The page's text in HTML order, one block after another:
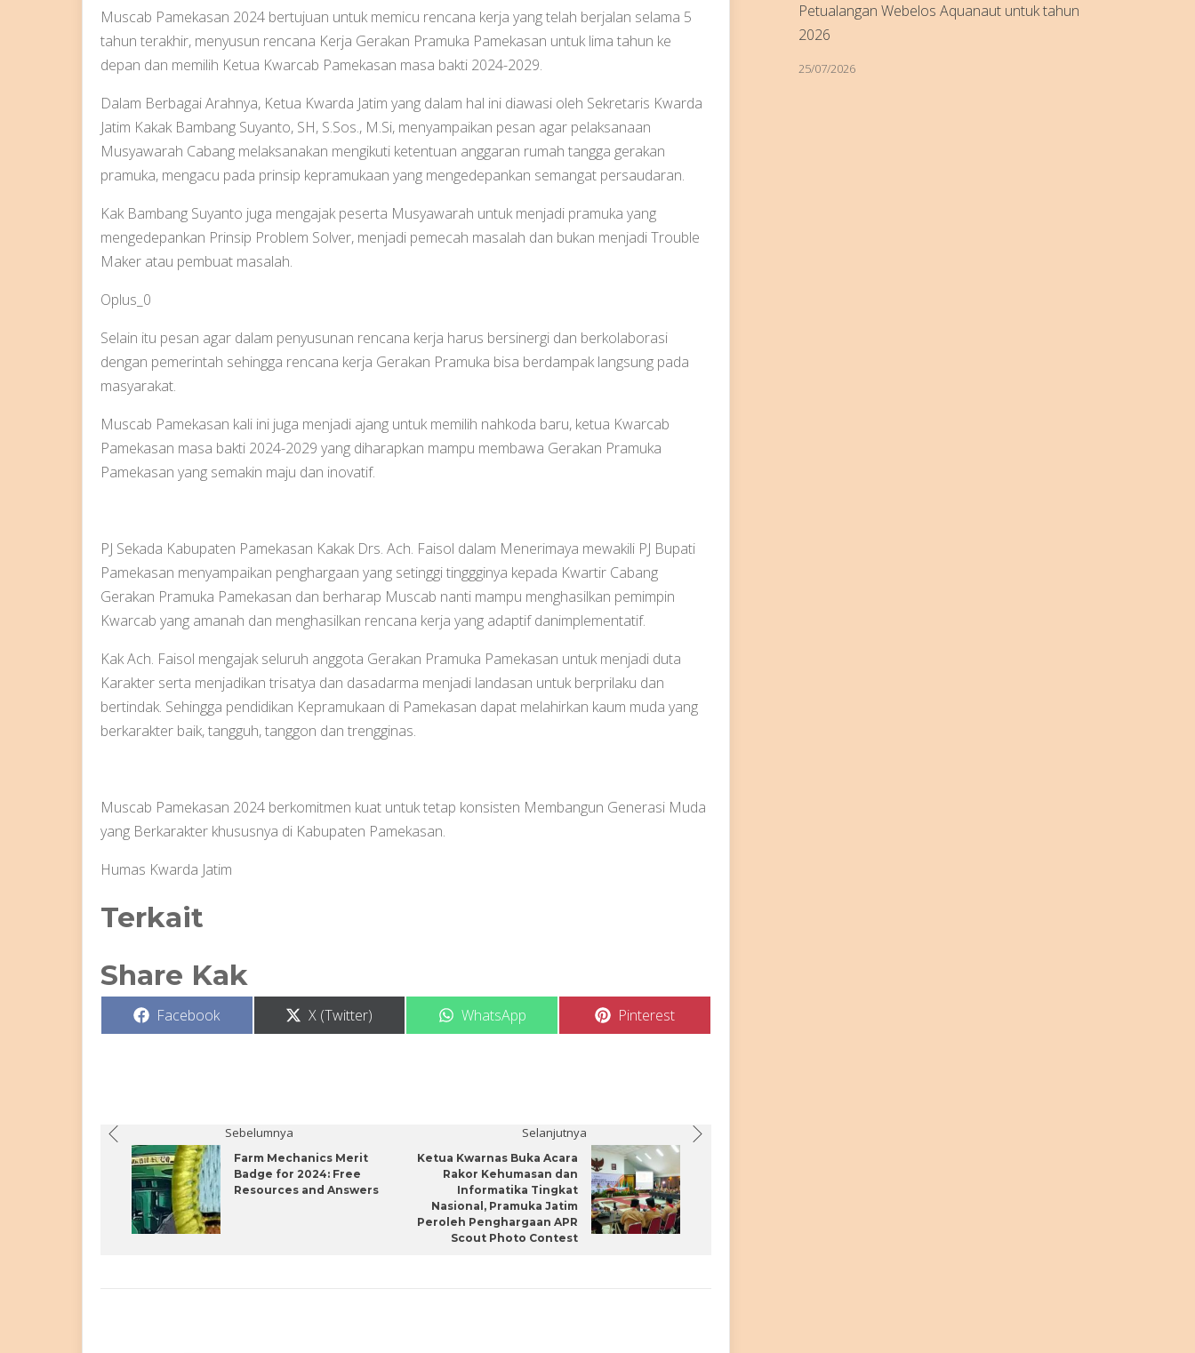
Muscab Pamekasan 2024 bertujuan untuk memicu rencana kerja yang telah berjalan selama 5
tahun terakhir, menyusun rencana Kerja Gerakan Pramuka Pamekasan untuk lima tahun ke
depan dan memilih Ketua Kwarcab Pamekasan masa bakti 2024-2029.
Dalam Berbagai Arahnya, Ketua Kwarda Jatim yang dalam hal ini diawasi oleh Sekretaris Kwarda
Jatim Kakak Bambang Suyanto, SH, S.Sos., M.Si, menyampaikan pesan agar pelaksanaan
Musyawarah Cabang melaksanakan mengikuti ketentuan anggaran rumah tangga gerakan
pramuka, mengacu pada prinsip kepramukaan yang mengedepankan semangat persaudaran.
Kak Bambang Suyanto juga mengajak peserta Musyawarah untuk menjadi pramuka yang
mengedepankan Prinsip Problem Solver, menjadi pemecah masalah dan bukan menjadi Trouble
Maker atau pembuat masalah.
Oplus_0
Selain itu pesan agar dalam penyusunan rencana kerja harus bersinergi dan berkolaborasi
dengan pemerintah sehingga rencana kerja Gerakan Pramuka bisa berdampak langsung pada
masyarakat.
Muscab Pamekasan kali ini juga menjadi ajang untuk memilih nahkoda baru, ketua Kwarcab
Pamekasan masa bakti 2024-2029 yang diharapkan mampu membawa Gerakan Pramuka
Pamekasan yang semakin maju dan inovatif.
PJ Sekada Kabupaten Pamekasan Kakak Drs. Ach. Faisol dalam Menerimaya mewakili PJ Bupati
Pamekasan menyampaikan penghargaan yang setinggi tinggginya kepada Kwartir Cabang
Gerakan Pramuka Pamekasan dan berharap Muscab nanti mampu menghasilkan pemimpin
Kwarcab yang amanah dan menghasilkan rencana kerja yang adaptif danimplementatif.
Kak Ach. Faisol mengajak seluruh anggota Gerakan Pramuka Pamekasan untuk menjadi duta
Karakter serta menjadikan trisatya dan dasadarma menjadi landasan untuk berprilaku dan
bertindak. Sehingga pendidikan Kepramukaan di Pamekasan dapat melahirkan kaum muda yang
berkarakter baik, tangguh, tanggon dan trengginas.
Muscab Pamekasan 2024 berkomitmen kuat untuk tetap konsisten Membangun Generasi Muda
yang Berkarakter khususnya di Kabupaten Pamekasan.
Humas Kwarda Jatim
Terkait
Share Kak
Share
Facebook Share
on
X (Twitter) Share
WhatsApp Share
Pinterest
Sebelumnya
Farm Mechanics Merit
Badge for 2024: Free
Resources and Answers
Selanjutnya
Ketua Kwarnas Buka Acara
Rakor Kehumasan dan
Informatika Tingkat
Nasional, Pramuka Jatim
Peroleh Penghargaan APR
Scout Photo Contest
Petualangan Webelos Aquanaut untuk tahun
2026
25/07/2026